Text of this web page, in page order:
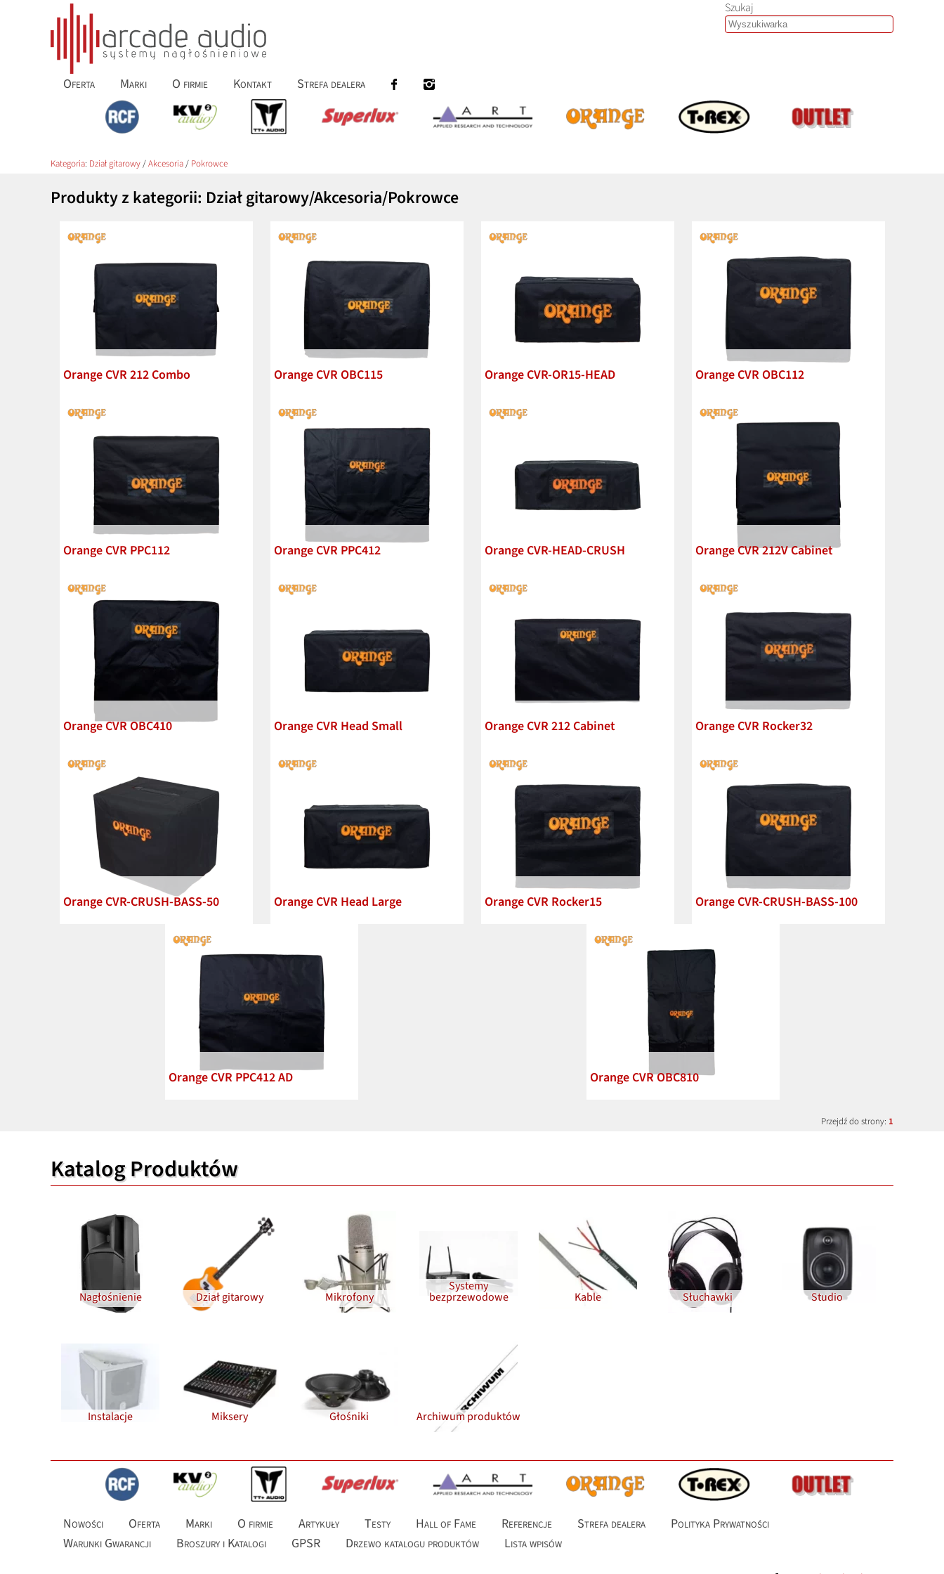
Szukaj
Oferta Marki O firmie Kontakt Strefa dealera
Kategoria: Dział gitarowy/Akcesoria/ Pokrowce
Produkty z kategorii: Dział gitarowy/Akcesoria/Pokrowce
Orange CVR 212 Combo Orange CVR OBC115 Orange CVR-OR15-HEAD Orange CVR OBC112
Orange CVR PPC112 Orange CVR PPC412 Orange CVR-HEAD-CRUSH Orange CVR 212V Cabinet
Orange CVR OBC410 Orange CVR Head Small Orange CVR 212 Cabinet Orange CVR Rocker32
Orange CVR-CRUSH-BASS-50 Orange CVR Head Large Orange CVR Rocker15 Orange CVR-CRUSH-BASS-100
Orange CVR PPC412 AD Orange CVR OBC810
Przejdź do strony: 1
Katalog Produktów
Nagłośnienie Dział gitarowy Mikrofony
Systemy
bezprzewodowe Kable Słuchawki Studio
Instalacje Miksery Głośniki Archiwum produktów
Nowości Oferta Marki O firmie Artykuły Testy Hall of Fame Referencje Strefa dealera
Polityka Prywatności
Warunki Gwarancji
Broszury i Katalogi GPSR Drzewo katalogu produktów Lista wpisów